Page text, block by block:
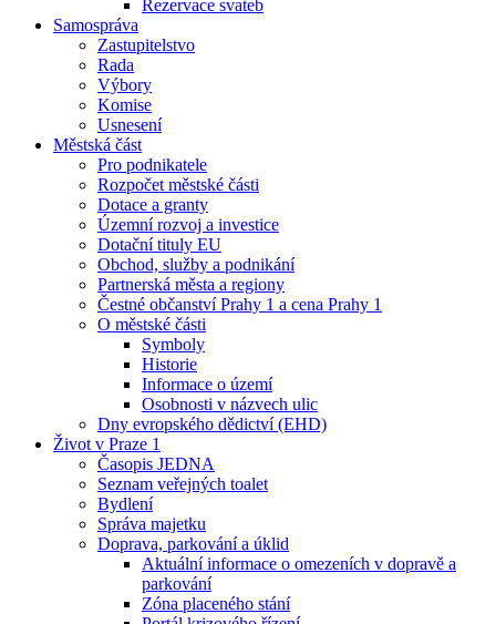
Rezervace svateb
Samospráva
Zastupitelstvo
Rada
Výbory
Komise
Usnesení
Městská část
Pro podnikatele
Rozpočet městské části
Dotace a granty
Územní rozvoj a investice
Dotační tituly EU
Obchod, služby a podnikání
Partnerská města a regiony
Čestné občanství Prahy 1 a cena Prahy 1
O městské části
Symboly
Historie
Informace o území
Osobnosti v názvech ulic
Dny evropského dědictví (EHD)
Život v Praze 1
Časopis JEDNA
Seznam veřejných toalet
Bydlení
Správa majetku
Doprava, parkování a úklid
Aktuální informace o omezeních v dopravě a
parkování
Zóna placeného stání